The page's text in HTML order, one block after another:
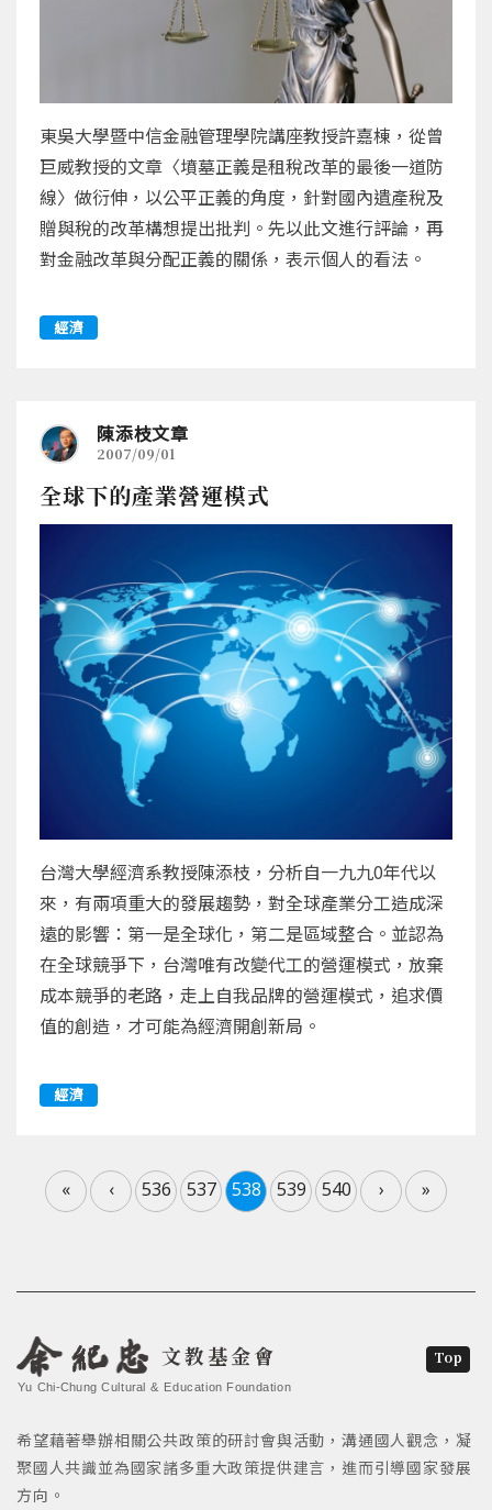
東吳大學暨中信金融管理學院講座教授許嘉棟，從曾
巨威教授的文章〈墳墓正義是租稅改革的最後一道防
線〉做衍伸，以公平正義的角度，針對國內遺產稅及
贈與稅的改革構想提出批判。先以此文進行評論，再
對金融改革與分配正義的關係，表示個人的看法。
經濟
陳添枝文章
2007/09/01
全球下的產業營運模式
台灣大學經濟系教授陳添枝，分析自一九九0年代以
來，有兩項重大的發展趨勢，對全球產業分工造成深
遠的影響：第一是全球化，第二是區域整合。並認為
在全球競爭下，台灣唯有改變代工的營運模式，放棄
成本競爭的老路，走上自我品牌的營運模式，追求價
值的創造，才可能為經濟開創新局。
經濟
« ‹ 536 537 538 539 540 › »
文教基金會
Yu Chi-Chung Cultural & Education Foundation
希望藉著舉辦相關公共政策的研討會與活動，溝通國人觀念，凝
聚國人共識並為國家諸多重大政策提供建言，進而引導國家發展
方向。
Top